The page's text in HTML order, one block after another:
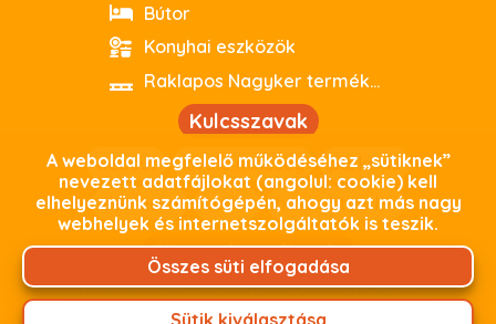
Bútor
Konyhai eszközök
Raklapos Nagyker termékeink
Kulcsszavak
webout kiváló minőség
parkside
debrecen
outlet használtoutlet
Biztonságos fizetés
Weboldalunkon minden adat, beleértve az Ön
személyes adatait, titkosított kapcsolaton keresztül
A weboldal megfelelő működéséhez „sütiknek”
nevezett adatfájlokat (angolul: cookie) kell
elhelyeznünk számítógépén, ahogy azt más nagy
webhelyek és internetszolgáltatók is teszik.
Összes süti elfogadása
Sütik kiválasztása